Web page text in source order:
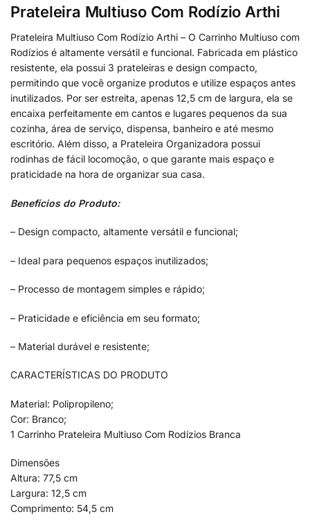
Prateleira Multiuso Com Rodízio Arthi
Prateleira Multiuso Com Rodízio Arthi – O Carrinho Multiuso com
Rodízios é altamente versátil e funcional. Fabricada em plástico
resistente, ela possui 3 prateleiras e design compacto,
permitindo que você organize produtos e utilize espaços antes
inutilizados. Por ser estreita, apenas 12,5 cm de largura, ela se
encaixa perfeitamente em cantos e lugares pequenos da sua
cozinha, área de serviço, dispensa, banheiro e até mesmo
escritório. Além disso, a Prateleira Organizadora possui
rodinhas de fácil locomoção, o que garante mais espaço e
praticidade na hora de organizar sua casa.
Benefícios do Produto:
– Design compacto, altamente versátil e funcional;
– Ideal para pequenos espaços inutilizados;
– Processo de montagem simples e rápido;
– Praticidade e eficiência em seu formato;
– Material durável e resistente;
CARACTERÍSTICAS DO PRODUTO
Material: Polipropileno;
Cor: Branco;
1 Carrinho Prateleira Multiuso Com Rodízios Branca
Dimensões
Altura: 77,5 cm
Largura: 12,5 cm
Comprimento: 54,5 cm